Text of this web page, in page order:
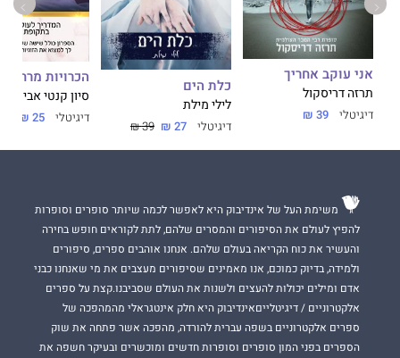
"כל חיי התפעלתי ממאי מאסק, הן כדוגמנית והן כאשה. היא תמיד
הייתה השראה גדולה לחייהן של נשים רבות וחוכמתה הגדולה
מתעוררת לחיים בכל עמוד בספר זה."
קרלי קלוס, דוגמנית ויזמית.
היא העיקרון החשוב ביותר לחיים מאושרים, תוססים, פעילים
ואנרגטיים."
כריסטי ברינקלי, שחקנית, מאיירת, צלמת וסופרת.
אני עוקב אחריך
תרזה דריסקול
דיגיטלי 39 ₪
כלת הים
לילי מילת
דיגיטלי 27 ₪
39 ₪
הכרויות מרחוק
סיון קנטי אביטן
דיגיטלי 25 ₪
משימת העל של אינדיבוק היא לאפשר לכמה שיותר סופרים וסופרות
להפיץ לעולם את הסיפורים והמסרים שלהם, לתת לקוראים חופש בחירה
והעשיר את כוח הקריאה בעולם שלהם. אנחנו אוהבים ספרים, סיפורים
ולמידה, בדיוק כמוכם, אנו מאמינים שסיפורים מעצבים את מי שאנחנו כבני
אדם ומילים יכולות להעצים ולשנות את העולם שסביבנו.קצת על ספרים
אלקטרוניים / דיגיטלייםאינדיבוק היא חלק אינטגראלי מהמהפכה של
ספרים אלקטרוניים בשפה עברית להורדה, מהפכה אשר פתחה את שוק
הספרים בפני המון סופרים וסופרות חדשים ומוכשרים ובעיקר חשפה את